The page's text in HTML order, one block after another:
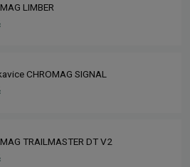
LIMBER
CHROMAG SIGNAL
TRAILMASTER DT V2